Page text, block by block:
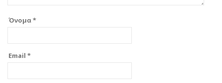
Όνομα*
Email *